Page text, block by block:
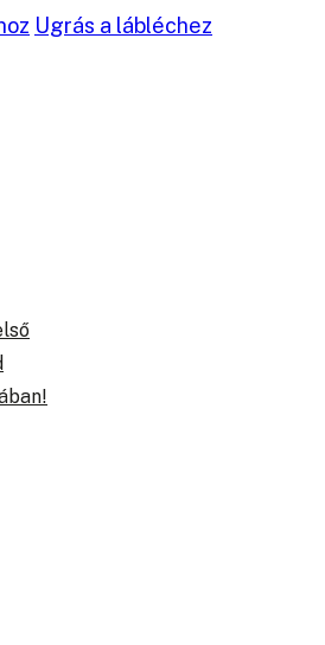
Ugrás a lábléchez